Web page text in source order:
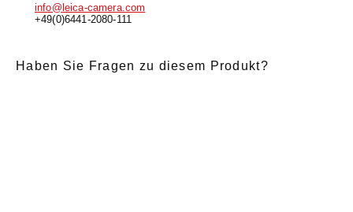
info@leica-camera.com
+49(0)6441-2080-111
Haben Sie Fragen zu diesem Produkt?